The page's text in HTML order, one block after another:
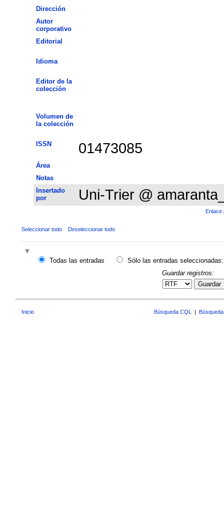
Dirección
Autor
corporativo
Editorial
Idioma
Editor de la
colección
Volumen de
la colección
ISSN 01473085
Área
Notas
Insertado
por
Uni-Trier @
Enlace
Seleccionar todo Deseleccionar todo
Todas las entradas
Sólo las entradas seleccionadas:
Guardar registros:
Guardar
Inicio Búsqueda CQL